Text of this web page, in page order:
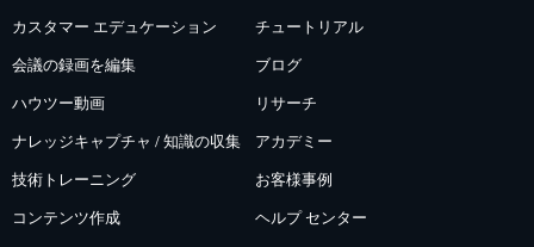
カスタマー エデュケーション
会議の録画を編集
ハウツー動画
ナレッジキャプチャ / 知識の収集
技術トレーニング
コンテンツ作成
チュートリアル
ブログ
リサーチ
アカデミー
お客様事例
ヘルプ センター